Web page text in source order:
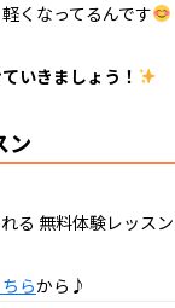
くなってるんです
いきましょう！
ン
る 無料体験レッスン
らから♪